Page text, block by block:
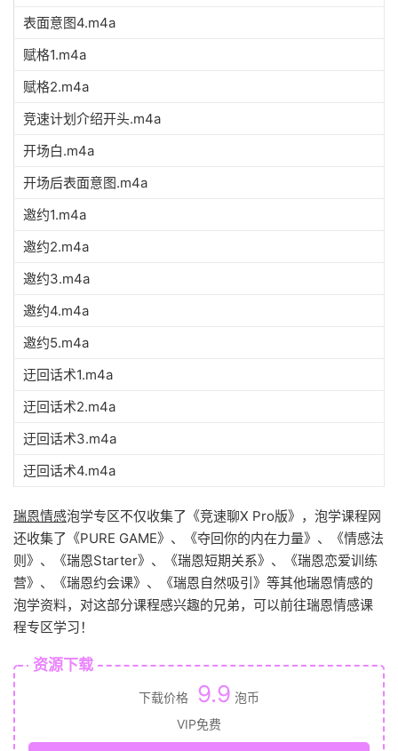
表面意图4.m4a
赋格1.m4a
赋格2.m4a
竞速计划介绍开头.m4a
开场白.m4a
开场后表面意图.m4a
邀约1.m4a
邀约2.m4a
邀约3.m4a
邀约4.m4a
邀约5.m4a
迂回话术1.m4a
迂回话术2.m4a
迂回话术3.m4a
迂回话术4.m4a
瑞恩情感泡学专区不仅收集了《竞速聊X Pro版》，泡学课程网
还收集了《PURE GAME》、《夺回你的内在力量》、《情感法
则》、《瑞恩Starter》、《瑞恩短期关系》、《瑞恩恋爱训练
营》、《瑞恩约会课》、《瑞恩自然吸引》等其他瑞恩情感的
泡学资料，对这部分课程感兴趣的兄弟，可以前往瑞恩情感课
程专区学习！
资源下载
下载价格 9.9 泡币
VIP免费